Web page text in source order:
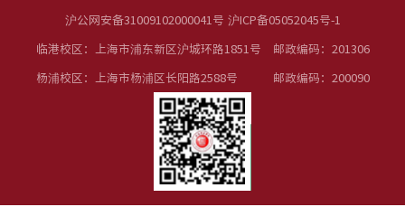
沪公网安备31009102000041号 沪ICP备05052045号-1
临港校区：上海市浦东新区沪城环路1851号 邮政编码：201306
杨浦校区：上海市杨浦区长阳路2588号 邮政编码：200090